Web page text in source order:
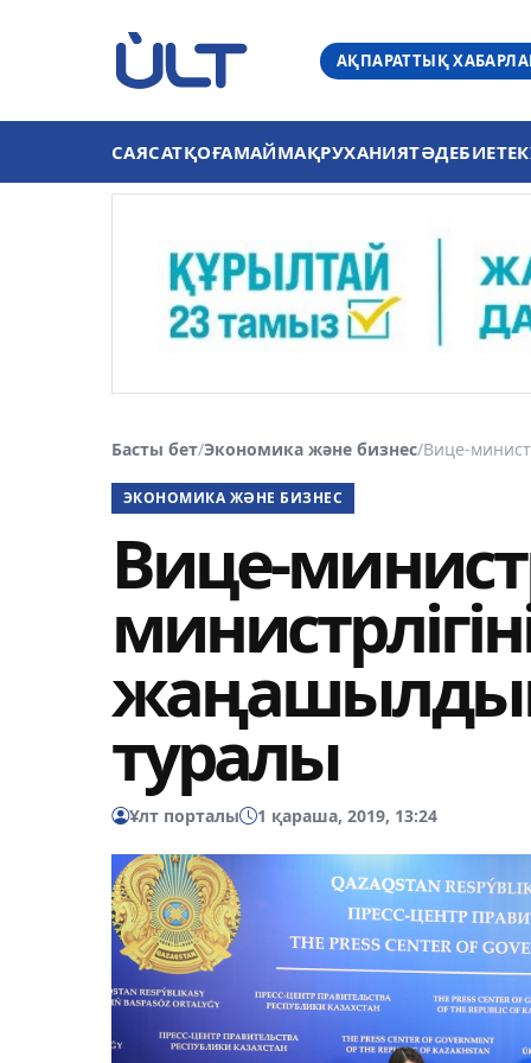
АҚПАРАТТЫҚ
САЯСАТҚОҒАМАЙМАҚРУХАНИЯТӘДЕБИЕТ
Басты бет/Экономика және бизнес/Вице-
ЭКОНОМИКА ЖӘНЕ БИЗНЕС
Вице-
туралы
Ұлт порталы 1 қараша, 2019, 13:24